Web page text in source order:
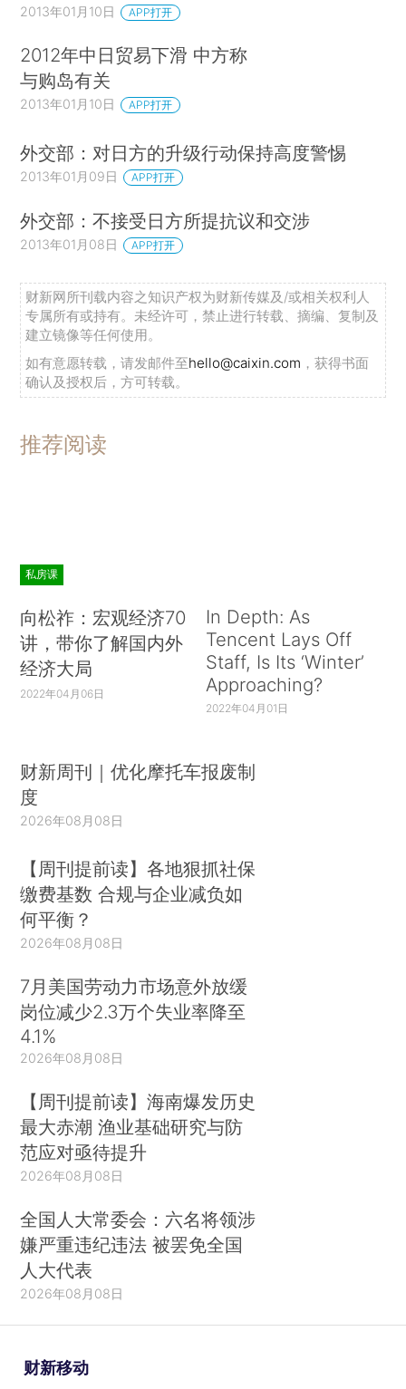
2013年01月10日 APP打开
2012年中日贸易下滑 中方称
与购岛有关
2013年01月10日 APP打开
外交部：对日方的升级行动保持高度警惕
2013年01月09日 APP打开
外交部：不接受日方所提抗议和交涉
2013年01月08日 APP打开
财新网所刊载内容之知识产权为财新传媒及/或相关权利人
专属所有或持有。未经许可，禁止进行转载、摘编、复制及
建立镜像等任何使用。
如有意愿转载，请发邮件至hello@caixin.com ，获得书面
确认及授权后，方可转载。
推荐阅读
私房课
向松祚：宏观经济70
讲，带你了解国内外
经济大局
2022年04月06日
In Depth: As
Tencent Lays Off
Staff, Is Its ‘Winter’
Approaching?
2022年04月01日
财新周刊｜优化摩托车报废制
度
2026年08月08日
【周刊提前读】各地狠抓社保
缴费基数 合规与企业减负如
何平衡？
2026年08月08日
7月美国劳动力市场意外放缓
岗位减少2.3万个失业率降至
4.1%
2026年08月08日
【周刊提前读】海南爆发历史
最大赤潮 渔业基础研究与防
范应对亟待提升
2026年08月08日
全国人大常委会：六名将领涉
嫌严重违纪违法 被罢免全国
人大代表
2026年08月08日
财新移动